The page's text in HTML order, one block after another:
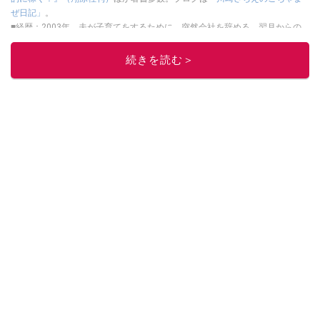
ぜ日記」
。
■経歴：2003年、夫が子育てをするために、突然会社を辞める。翌月からの
給料が０円になり、家にいながら、しかも空いた時間でできるオークション
に目をつける。しかし、取引の仕方がわからずに、まずは落札者として参
続きを読む＞